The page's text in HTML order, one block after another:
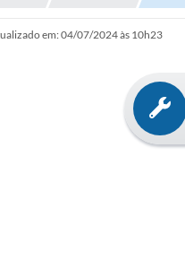
em: 04/07/2024 às 10h23